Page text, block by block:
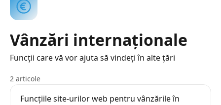
Vânzări internaționale
Funcții care vă vor ajuta să vindeți în alte țări
2 articole
Funcțiile site-urilor web pentru vânzările în